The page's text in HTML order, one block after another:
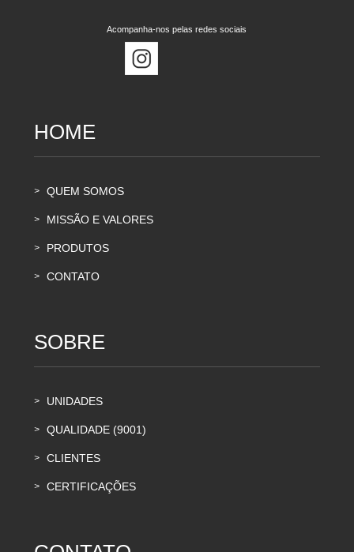
Acompanha-nos pelas redes sociais
HOME
> QUEM SOMOS
> MISSÃO E VALORES
> PRODUTOS
> CONTATO
SOBRE
> UNIDADES
> QUALIDADE (9001)
> CLIENTES
> CERTIFICAÇÕES